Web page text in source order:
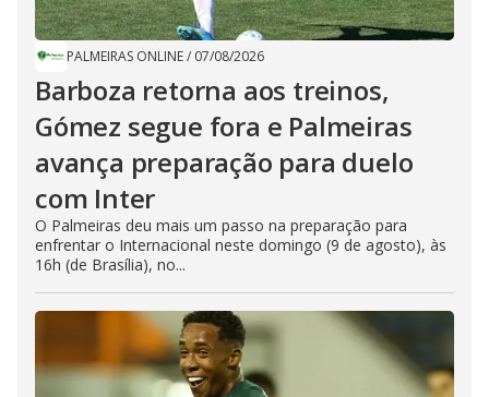
PALMEIRAS ONLINE/ 07/08/2026
Barboza retorna aos treinos,
Gómez segue fora e Palmeiras
avança preparação para duelo
com Inter
O Palmeiras deu mais um passo na preparação para
enfrentar o Internacional neste domingo (9 de agosto), às
16h (de Brasília), no...